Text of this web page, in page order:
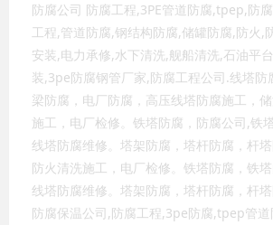
防腐公司 防腐工程,3PE管道防腐,tpep,防
工程,管道防腐,钢结构防腐,储罐防腐,防火,
安装,电力承修,水下清洗,舰船清洗,石油平
装,3pe防腐钢管厂家,防腐工程公司.线塔防
梁防腐，电厂防腐，高压线塔防腐施工，
施工，电厂检修。铁塔防腐，防腐公司,铁
线塔防腐维修。塔架防腐，塔杆防腐，杆
防火清洗施工，电厂检修。铁塔防腐，铁
线塔防腐维修。塔架防腐，塔杆防腐，杆
防腐保温公司,防腐工程,3pe防腐,tpep管道